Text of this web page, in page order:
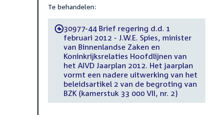
Te behandelen:
-30977-44 Brief regering d.d. 1
februari 2012 - J.W.E. Spies, minister
van Binnenlandse Zaken en
Koninkrijksrelaties Hoofdlijnen van
het AIVD Jaarplan 2012. Het jaarplan
vormt een nadere uitwerking van het
beleidsartikel 2 van de begroting van
BZK (kamerstuk 33 000 VII, nr. 2)